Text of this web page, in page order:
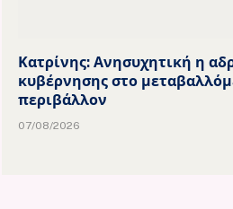
Κατρίνης: Ανησυχητική η
κυβέρνησης στο
περιβάλλον
07/08/2026